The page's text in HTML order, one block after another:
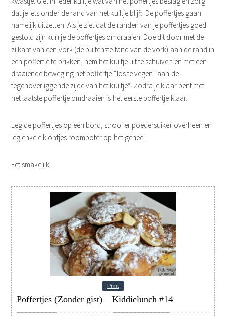
dat je iets onder de rand van het kuiltje blijft. De poffertjes gaan
namelijk uitzetten. Als je ziet dat de randen van je poffertjes goed
gestold zijn kun je de poffertjes omdraaien. Doe dit door met de
zijkant van een vork (de buitenste tand van de vork) aan de rand in
een poffertje te prikken, hem het kuiltje uit te schuiven en met een
draaiende beweging het poffertje “los te vegen” aan de
tegenoverliggende zijde van het kuiltje*. Zodra je klaar bent met
het laatste poffertje omdraaien is het eerste poffertje klaar.
Leg de poffertjes op een bord, strooi er poedersuiker overheen en
leg enkele klontjes roomboter op het geheel.
Eet smakelijk!
Print
Poffertjes (Zonder gist) – Kiddielunch #14